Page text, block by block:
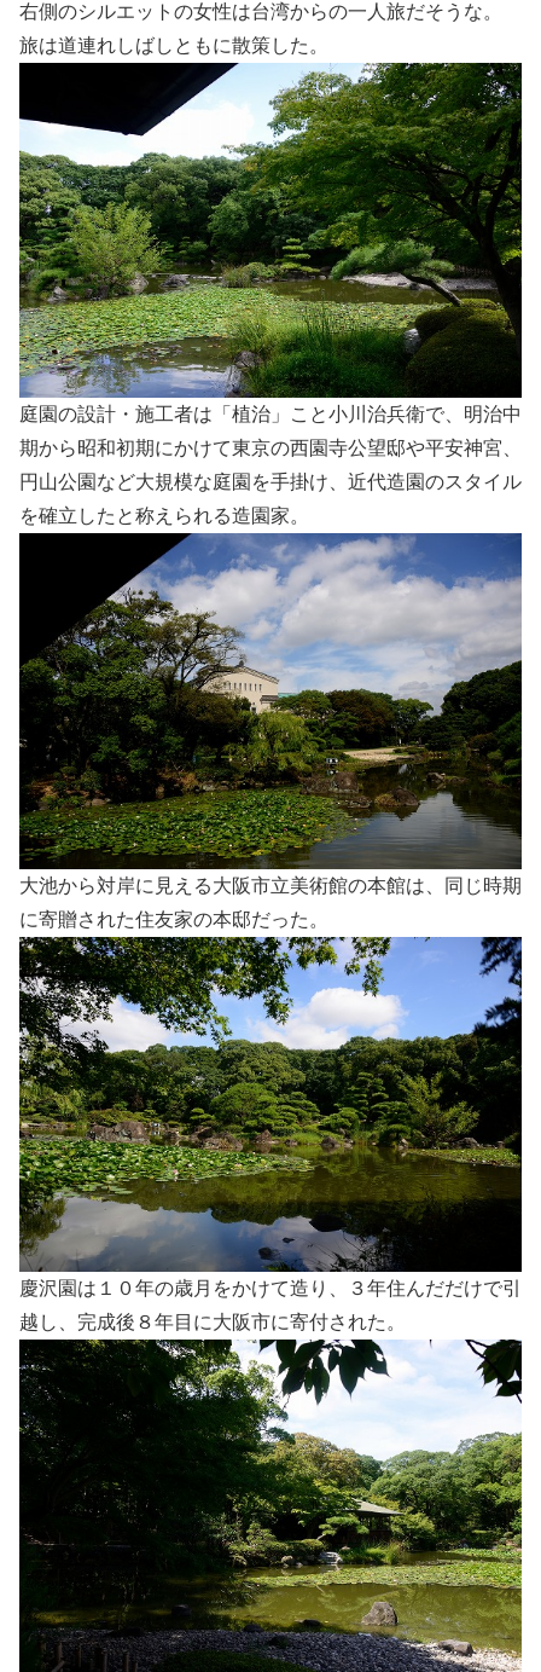
右側のシルエットの女性は台湾からの一人旅だそうな。
旅は道連れしばしともに散策した。
庭園の設計・施工者は「植治」こと小川治兵衛で、明治中
期から昭和初期にかけて東京の西園寺公望邸や平安神宮、
円山公園など大規模な庭園を手掛け、近代造園のスタイル
を確立したと称えられる造園家。
大池から対岸に見える大阪市立美術館の本館は、同じ時期
に寄贈された住友家の本邸だった。
慶沢園は１０年の歳月をかけて造り、３年住んだだけで引
越し、完成後８年目に大阪市に寄付された。